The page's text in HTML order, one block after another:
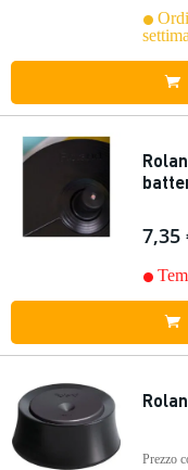
7,35
Prezzo